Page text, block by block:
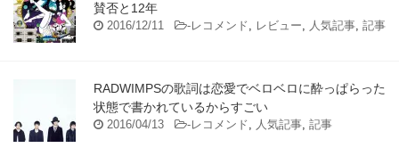
賛否と12年
2016/12/11 -レコメンド, レビュー, 人気記事, 記事
RADWIMPSの歌詞は恋愛でベロベロに酔っぱらった
状態で書かれているからすごい
2016/04/13 -レコメンド, 人気記事, 記事